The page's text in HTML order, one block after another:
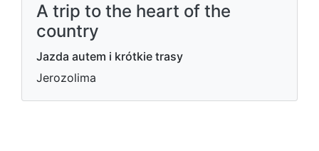
A trip to the heart of the
country
Jazda autem i krótkie trasy
Jerozolima